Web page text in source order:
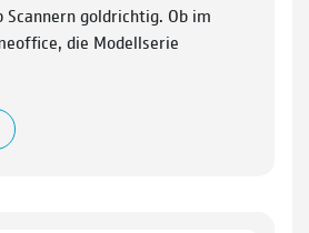
Scannern goldrichtig. Ob im
die Modellserie